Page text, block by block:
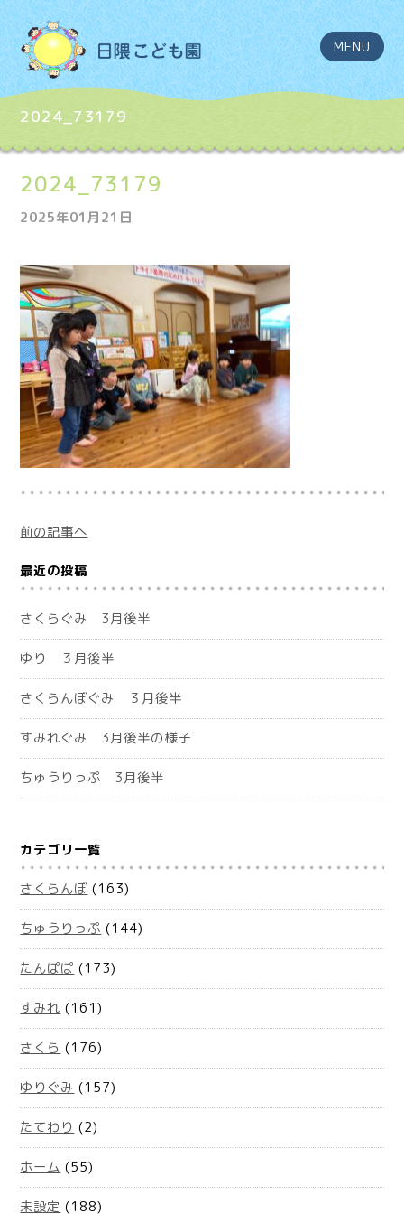
MENU
2024_73179
2024_73179
2025年01月21日
前の記事へ
最近の投稿
さくらぐみ 3月後半
ゆり ３月後半
さくらんぼぐみ ３月後半
すみれぐみ 3月後半の様子
ちゅうりっぷ 3月後半
カテゴリ一覧
さくらんぼ (163)
ちゅうりっぷ (144)
たんぽぽ (173)
すみれ (161)
さくら (176)
ゆりぐみ (157)
たてわり (2)
ホーム (55)
未設定 (188)